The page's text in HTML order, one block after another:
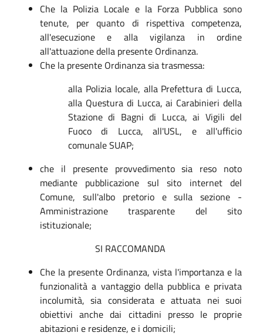
Che la Polizia Locale e la Forza Pubblica sono
tenute, per quanto di rispettiva competenza,
all'esecuzione e alla vigilanza in ordine
all'attuazione della presente Ordinanza.
Che la presente Ordinanza sia trasmessa:
alla Polizia locale, alla Prefettura di Lucca,
alla Questura di Lucca, ai Carabinieri della
Stazione di Bagni di Lucca, ai Vigili del
Fuoco di Lucca, all'USL, e all'ufficio
comunale SUAP;
che il presente provvedimento sia reso noto
mediante pubblicazione sul sito internet del
Comune, sull'albo pretorio e sulla sezione -
Amministrazione trasparente del sito
istituzionale;
SI RACCOMANDA
Che la presente Ordinanza, vista l'importanza e la
funzionalità a vantaggio della pubblica e privata
incolumità, sia considerata e attuata nei suoi
obiettivi anche dai cittadini presso le proprie
abitazioni e residenze, e i domicili;